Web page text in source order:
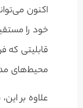
اکنون
خود را
قابلیتی که
محیط‌های
علاوه بر